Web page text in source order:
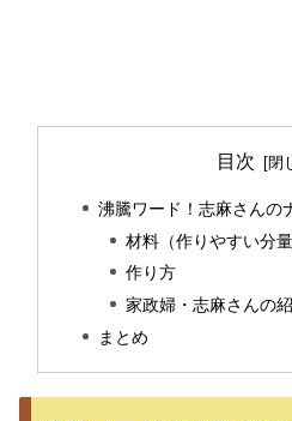
目次
沸騰ワード！志麻さんの
材料（作りやすい分量
作り方
家政婦・志麻さんの
まとめ